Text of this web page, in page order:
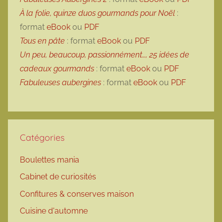
À la folie, quinze duos gourmands pour Noël :
format eBook ou PDF
Tous en pâte : format eBook ou PDF
Un peu, beaucoup, passionnément…, 25 idées de
cadeaux gourmands : format eBook ou PDF
Fabuleuses aubergines : format eBook ou PDF
Catégories
Boulettes mania
Cabinet de curiosités
Confitures & conserves maison
Cuisine d'automne